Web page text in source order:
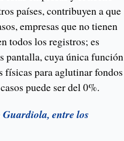
países, contribuyen a que
empresas que no tienen
todos los registros; es
pantalla, cuya única función
físicas para aglutinar fondos
puede ser del 0%.
entre los